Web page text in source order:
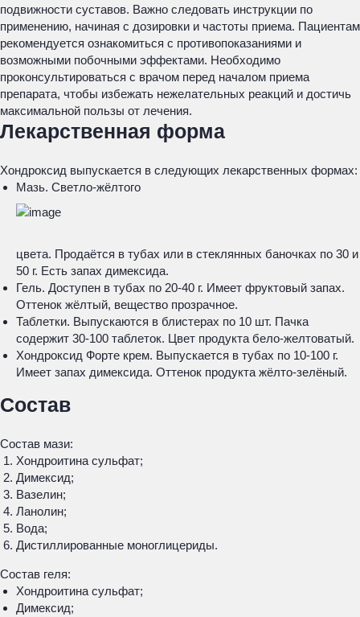
подвижности суставов. Важно следовать инструкции по
применению, начиная с дозировки и частоты приема. Пациентам
рекомендуется ознакомиться с противопоказаниями и
возможными побочными эффектами. Необходимо
проконсультироваться с врачом перед началом приема
препарата, чтобы избежать нежелательных реакций и достичь
максимальной пользы от лечения.
Лекарственная форма
Хондроксид выпускается в следующих лекарственных формах:
Мазь. Светло-жёлтого
цвета. Продаётся в тубах или в стеклянных баночках по 30 и
50 г. Есть запах димексида.
Гель. Доступен в тубах по 20-40 г. Имеет фруктовый запах.
Оттенок жёлтый, вещество прозрачное.
Таблетки. Выпускаются в блистерах по 10 шт. Пачка
содержит 30-100 таблеток. Цвет продукта бело-желтоватый.
Хондроксид Форте крем. Выпускается в тубах по 10-100 г.
Имеет запах димексида. Оттенок продукта жёлто-зелёный.
Состав
Состав мази:
Хондроитина сульфат;
Димексид;
Вазелин;
Ланолин;
Вода;
Дистиллированные моноглицериды.
Состав геля:
Хондроитина сульфат;
Димексид;